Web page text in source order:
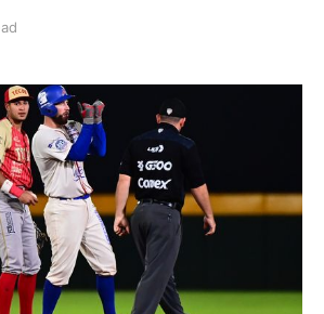
Comunicación. Brandon Brennan
a la ofensiva de La Furia a solo una